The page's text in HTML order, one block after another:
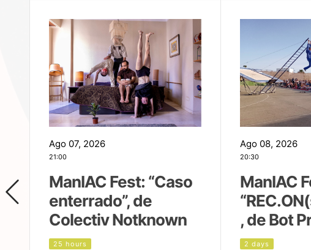
Ago 07, 2026
21:00
ManIAC Fest: “Caso
enterrado”, de
Colectiv Notknown
25 hours
Ago 08, 2026
20:30
ManIAC
, de Bot
2 days